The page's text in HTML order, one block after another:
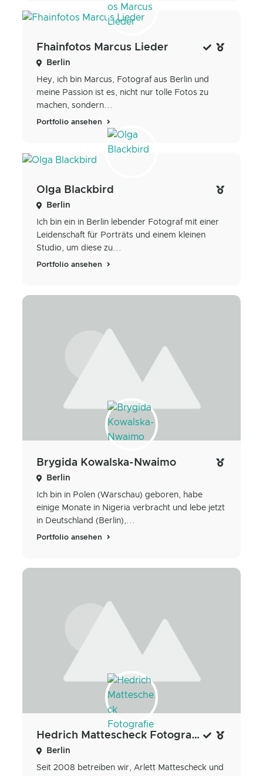
Fhainfotos Marcus Lieder
Berlin
Hey, ich bin Marcus, Fotograf aus Berlin und
meine Passion ist es, nicht nur tolle Fotos zu
machen, sondern...
Portfolio ansehen
Olga Blackbird
Berlin
Ich bin ein in Berlin lebender Fotograf mit einer
Leidenschaft für Porträts und einem kleinen
Studio, um diese zu...
Portfolio ansehen
Brygida Kowalska-Nwaimo
Berlin
Ich bin in Polen (Warschau) geboren, habe
einige Monate in Nigeria verbracht und lebe jetzt
in Deutschland (Berlin),...
Portfolio ansehen
Hedrich Mattescheck Fotografie
Berlin
Seit 2008 betreiben wir, Arlett Mattescheck und